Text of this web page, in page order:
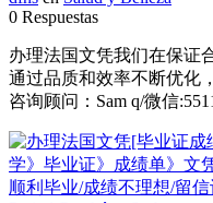
0 Respuestas
办理法国文凭我们在保证
通过品质和效率不断优化
咨询顾问：Sam q/微信